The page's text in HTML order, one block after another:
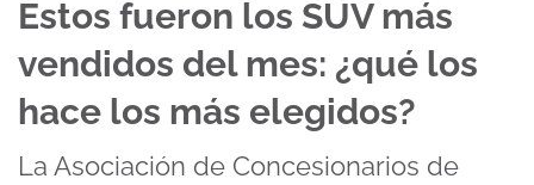
Estos fueron los SUV más
vendidos del mes: ¿qué los
hace los más elegidos?
La Asociación de Concesionarios de